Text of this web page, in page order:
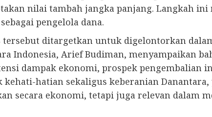
nilai tambah jangka panjang. Langkah ini
pengelola dana.
tersebut ditargetkan untuk digelontorkan
Indonesia, Arief Budiman, menyampaikan
dampak ekonomi, prospek pengembalian
hatian sekaligus keberanian
secara ekonomi, tetapi juga relevan dalam